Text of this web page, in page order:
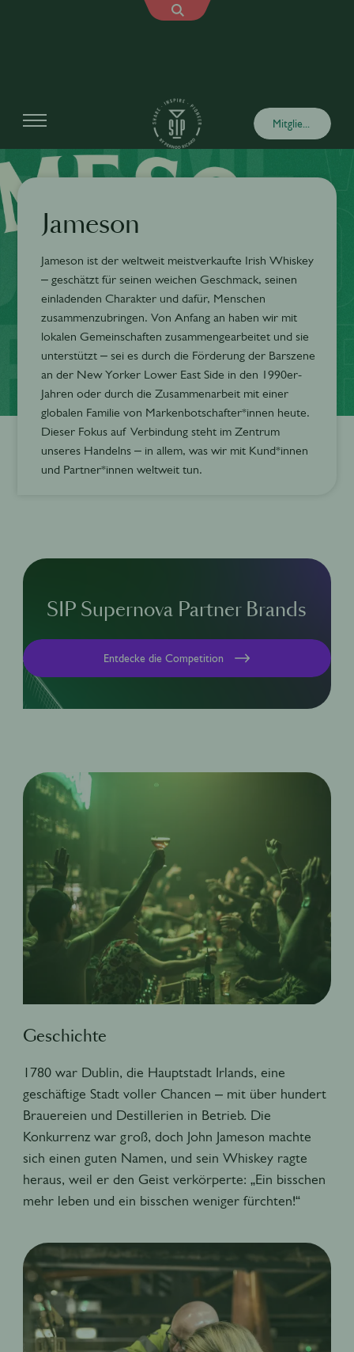
Mitglied werden
Jameson
Jameson ist der weltweit meistverkaufte Irish Whiskey
– geschätzt für seinen weichen Geschmack, seinen
einladenden Charakter und dafür, Menschen
zusammenzubringen. Von Anfang an haben wir mit
lokalen Gemeinschaften zusammengearbeitet und sie
unterstützt – sei es durch die Förderung der Barszene
an der New Yorker Lower East Side in den 1990er-
Jahren oder durch die Zusammenarbeit mit einer
globalen Familie von Markenbotschafter*innen heute.
Dieser Fokus auf Verbindung steht im Zentrum
unseres Handelns – in allem, was wir mit Kund*innen
und Partner*innen weltweit tun.
SIP Supernova Partner Brands
Entdecke die Competition
Geschichte
1780 war Dublin, die Hauptstadt Irlands, eine
geschäftige Stadt voller Chancen – mit über hundert
Brauereien und Destillerien in Betrieb. Die
Konkurrenz war groß, doch John Jameson machte
sich einen guten Namen, und sein Whiskey ragte
heraus, weil er den Geist verkörperte: „Ein bisschen
mehr leben und ein bisschen weniger fürchten!“